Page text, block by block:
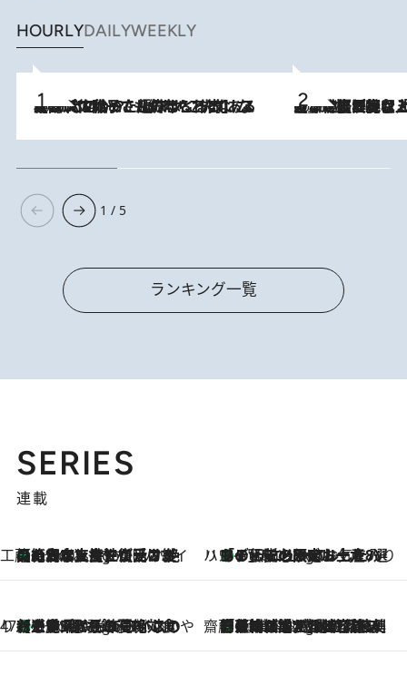
HOURLYDAILYWEEKLY
2026.8.5
【阿川佐和子さんの年とる力】なぜ70代で始めた趣味は“こんなに楽しい”のか？ ピアノ、俳句…スランプに陥っても続けられる“ある秘訣”とは 2026.8.5
【なぜ吉沢亮は「気配を消せる」のか？】興行収入208億の『国宝』を経て挑むミュージカル『ディア・エヴァン・ハンセン』。トップ俳優が舞台上でさらけ出した“孤独”とは
1 / 5
ランキング一覧
SERIES
連載
工藤まやのおもてなしハワイ
6 Hours Ago
【ハワイ土産】ローカルの絶大な支持で復活！ 絶品の幻クッキー《元ファンの日本人女性が受け継いだ名店》 ハワイ賢者 リサのお気に入りリスト6 Hours Ago
あの伝説の限定トートも！ リニューアルした「ディーン＆デルーカ ハワイ」で必須のお土産8選
47都道府県の手みやげ ひんやりスイーツで夏を満喫
6 Hours Ago
【三重県】この夏絶対食べたい 冷やしておいしいおやつ3選 お餅×アイスの新感覚スイーツ 齋藤 薫 美容脳ルネサンス
6 Hours Ago
「荷物が増えるほど旅ストレスは増す」美容ジャーナリストがたどり着いた最終結論。“化粧品を劇的に減らす”感動の凝縮美容とは